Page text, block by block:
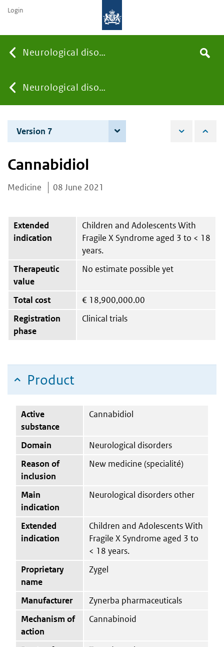
Neurological disorders
You
are
here:
Neurological disorders
the
Search
Login
Version 7
Cannabidiol
Medicine 08 June 2021
Extended
indication
Children and Adolescents With
Fragile X Syndrome aged 3 to < 18
years.
Therapeutic
value
No estimate possible yet
Total cost € 18,900,000.00
Registration
phase
Clinical trials
Product
Active
substance
Cannabidiol
Domain
Neurological disorders
Reason of
inclusion
New medicine (specialité)
Main
indication
Neurological disorders other
Extended
indication
Children and Adolescents With
Fragile X Syndrome aged 3 to
< 18 years.
Proprietary
name
Zygel
Manufacturer
Zynerba pharmaceuticals
Mechanism of
action
Cannabinoid